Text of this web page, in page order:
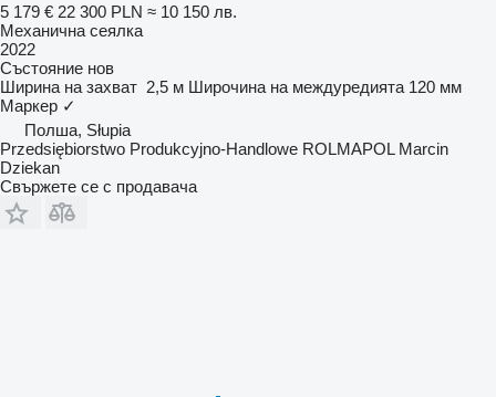
5 179 € 22 300 PLN ≈ 10 150 лв.
Механична сеялка
2022
Състояние нов
Ширина на захват 2,5 м Широчина на междуредията 120 мм
Маркер ✓
Полша, Słupia
Przedsiębiorstwo Produkcyjno-Handlowe ROLMAPOL Marcin
Dziekan
Свържете се с продавача